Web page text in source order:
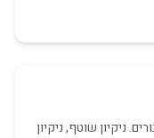
ניקיון שוטף, ניקיון